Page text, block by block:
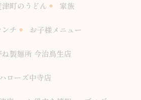
津町のうどん 家族
ンチ お子様メニュー
ね製麺所 今治鳥生店
ローズ中寺店